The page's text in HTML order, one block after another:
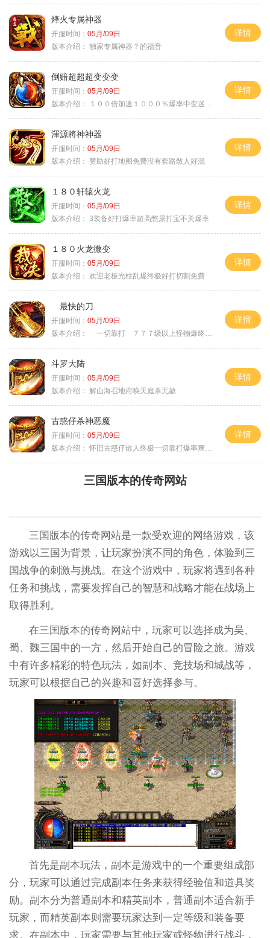
烽火专属神器
开服时间： 05月/09日
版本介绍： 独家专属神器？的福音
详情
倒赔超超超变变变
开服时间： 05月/09日
版本介绍：
１００倍加速１０００％爆率中变迷失单职
详情
渾源將神神器
开服时间： 05月/09日
版本介绍： 赞助好打地图免费没有套路散人好混
详情
１８０轩辕火龙
开服时间： 05月/09日
版本介绍： 3装备好打爆率超高憋尿打宝不关爆率
详情
１８０火龙微变
开服时间： 05月/09日
版本介绍： 欢迎老板光柱乱爆终极好打切割免费
详情
最快的刀
开服时间： 05月/09日
版本介绍：
一切靠打 ７７７级以上怪物爆终极
详情
斗罗大陆
开服时间： 05月/09日
版本介绍： 解山海召地府唤天庭杀无赦
详情
古惑仔杀神恶魔
开服时间： 05月/09日
版本介绍： 怀旧古惑仔散人终极一切靠打爆率爽翻天
详情
三国版本的传奇网站
三国版本的传奇网站是一款受欢迎的网络游戏，该
游戏以三国为背景，让玩家扮演不同的角色，体验到三
国战争的刺激与挑战。在这个游戏中，玩家将遇到各种
任务和挑战，需要发挥自己的智慧和战略才能在战场上
取得胜利。
在三国版本的传奇网站中，玩家可以选择成为吴、
蜀、魏三国中的一方，然后开始自己的冒险之旅。游戏
中有许多精彩的特色玩法，如副本、竞技场和城战等，
玩家可以根据自己的兴趣和喜好选择参与。
首先是副本玩法，副本是游戏中的一个重要组成部
分，玩家可以通过完成副本任务来获得经验值和道具奖
励。副本分为普通副本和精英副本，普通副本适合新手
玩家，而精英副本则需要玩家达到一定等级和装备要
求。在副本中，玩家需要与其他玩家或怪物进行战斗，